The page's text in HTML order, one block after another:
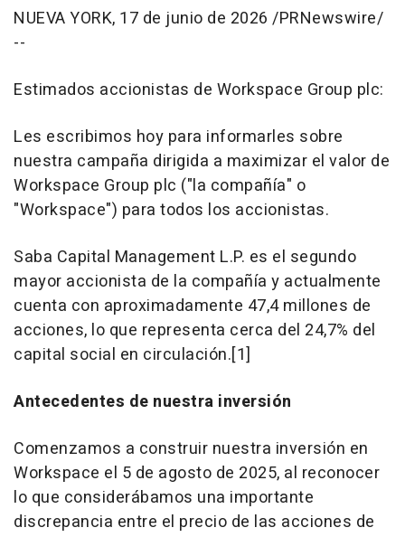
NUEVA YORK, 17 de junio de 2026 /PRNewswire/
--
Estimados accionistas de Workspace Group plc:
Les escribimos hoy para informarles sobre
nuestra campaña dirigida a maximizar el valor de
Workspace Group plc ("la compañía" o
"Workspace") para todos los accionistas.
Saba Capital Management L.P. es el segundo
mayor accionista de la compañía y actualmente
cuenta con aproximadamente 47,4 millones de
acciones, lo que representa cerca del 24,7% del
capital social en circulación.[1]
Antecedentes de nuestra inversión
Comenzamos a construir nuestra inversión en
Workspace el 5 de agosto de 2025, al reconocer
lo que considerábamos una importante
discrepancia entre el precio de las acciones de